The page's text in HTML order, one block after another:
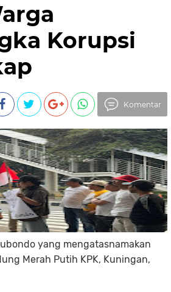
Korupsi
Komentar
yang mengatasnamakan
Merah Putih KPK, Kuningan,